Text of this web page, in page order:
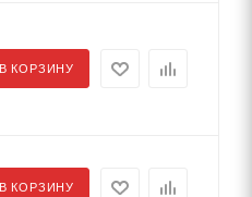
В КОРЗИНУ
В КОРЗИНУ